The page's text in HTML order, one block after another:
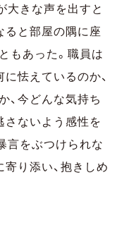
大きな声を出すと
ると部屋の隅に座
もあった。職員は
怯えているのか、
、今どんな気持ち
さないよう感性を
⾔をぶつけられな
り添い、抱きしめ